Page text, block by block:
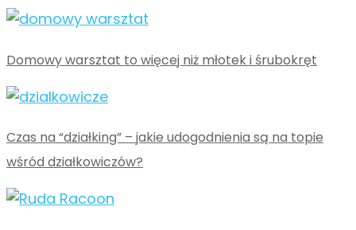
Domowy warsztat to więcej niż młotek i śrubokręt
Czas na “działking” – jakie udogodnienia są na topie
wśród działkowiczów?